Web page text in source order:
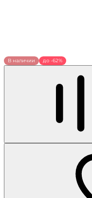
В наличии до -62%